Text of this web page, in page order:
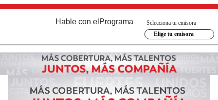
Hable con el Programa
Selecciona tu emisora
Elige tu emisora